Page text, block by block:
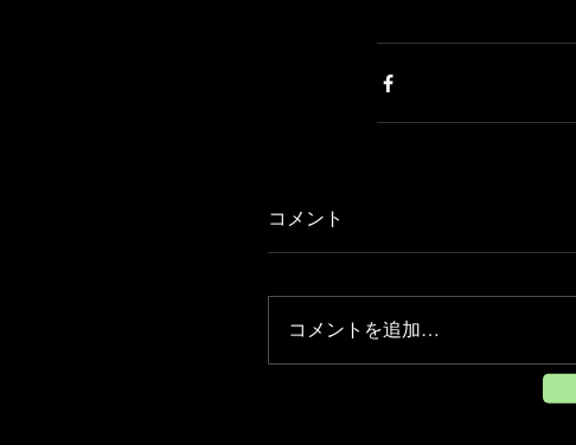
コメント
コメントを追加…